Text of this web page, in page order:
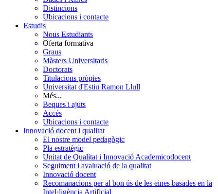
Distincions
Ubicacions i contacte
Estudis
Nous Estudiants
Oferta formativa
Graus
Màsters Universitaris
Doctorats
Titulacions pròpies
Universitat d'Estiu Ramon Llull
Més...
Beques i ajuts
Accés
Ubicacions i contacte
Innovació docent i qualitat
El nostre model pedagògic
Pla estratègic
Unitat de Qualitat i Innovació Academicodocent
Seguiment i avaluació de la qualitat
Innovació docent
Recomanacions per al bon ús de les eines basades en la
Intel·ligència Artificial